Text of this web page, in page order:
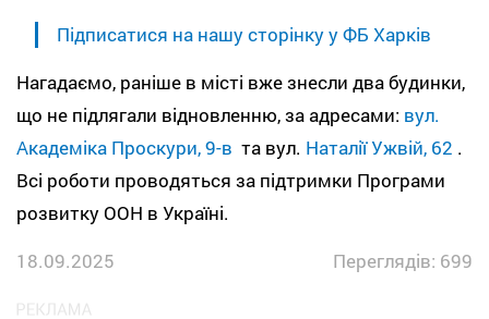
Підписатися на нашу сторінку у ФБ Харків
Нагадаємо, раніше в місті вже знесли два будинки,
що не підлягали відновленню, за адресами: вул.
Академіка Проскури, 9-в та вул. Наталії Ужвій, 62 .
Всі роботи проводяться за підтримки Програми
розвитку ООН в Україні.
18.09.2025
Переглядів: 699